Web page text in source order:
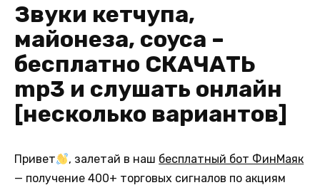
Звуки кетчупа,
майонеза, соуса –
бесплатно СКАЧАТЬ
mp3 и слушать онлайн
[несколько вариантов]
Привет , залетай в наш бесплатный бот ФинМаяк
— получение 400+ торговых сигналов по акциям